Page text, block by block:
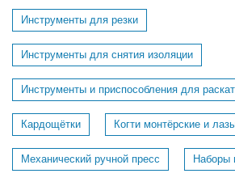
Инструменты для резки
Инструменты для снятия изоляции
Инструменты и приспособления для
Кардощётки Когти монтёрские и
Механический ручной пресс Наборы